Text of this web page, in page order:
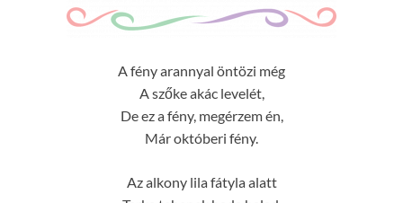
A fény arannyal öntözi még
A szőke akác levelét,
De ez a fény, megérzem én,
Már októberi fény.
Az alkony lila fátyla alatt